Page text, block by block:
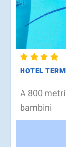
HOTEL
A 800
bambini